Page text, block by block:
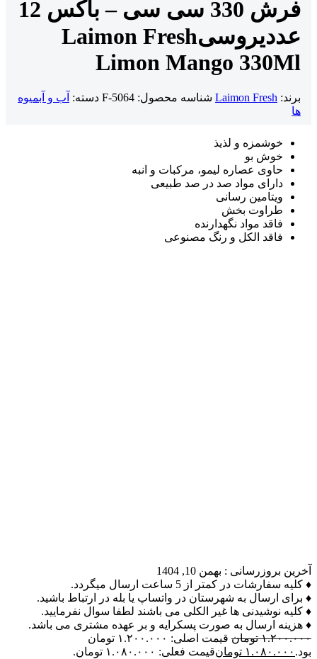
فرش 330 سی سی – باکس 12
عددیروسیLaimon Fresh
Limon Mango 330Ml
برند: Laimon Fresh شناسه محصول: F-5064 دسته: آب و آبمیوه
ها
خوشمزه و لذیذ
خوش بو
حاوی عصاره لیمو، مرکبات و انبه
دارای مواد صد در صد طبیعی
ویتامین رسانی
طراوت بخش
فاقد مواد نگهدارنده
فاقد الکل و رنگ مصنوعی
آخرین بروزرسانی : بهمن 10, 1404
♦ کلیه سفارشات در کمتر از 5 ساعت ارسال میگردد.
♦ برای ارسال به شهرستان در واتساپ یا بله در ارتباط باشید.
♦ کلیه نوشیدنی ها غیر الکلی می باشند لطفا سوال نفرمایید.
♦ هزینه ارسال به صورت پسکرایه و بر عهده مشتری می باشد.
۱.۲۰۰.۰۰۰ تومان
قیمت اصلی: ۱.۲۰۰.۰۰۰ تومان
بود. ۱.۰۸۰.۰۰۰ تومانقیمت فعلی: ۱.۰۸۰.۰۰۰ تومان.